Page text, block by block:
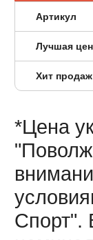
Артикул
Лучшая
Хит продаж
*Цена
Спорт".